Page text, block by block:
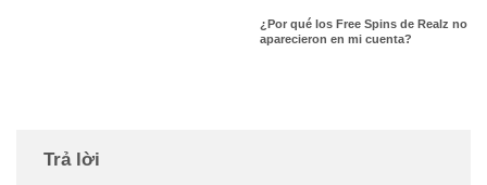
¿Por qué los Free Spins de Realz no
aparecieron en mi cuenta?
Trả lời